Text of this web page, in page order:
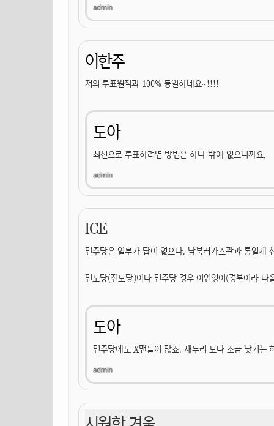
이한주
저의 투표원칙과 100% 동일하네요~!!!!
도아
최선으로 투표하려면 방법은 하나 밖에 없으니까요.
ICE
민주당은 일부가 답이 없으나. 남북러가스관과 통일세
민노당(진보당)이나 민주당 경우 이인영이(경북이라 나
도아
민주당에도 X맨들이 많죠. 새누리 보다 조금 낫기는